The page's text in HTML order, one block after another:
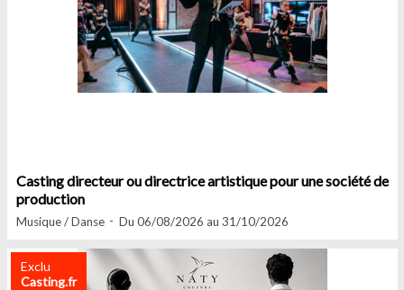
Casting directeur ou directrice artistique pour une société de
production
Musique / Danse Du 06/08/2026 au 31/10/2026
Exclu
Casting.fr